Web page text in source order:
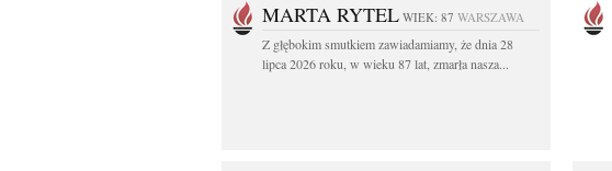
MARTA RYTEL WIEK: 87 WARSZAWA
Z głębokim smutkiem zawiadamiamy, że dnia 28
lipca 2026 roku, w wieku 87 lat, zmarła nasza...